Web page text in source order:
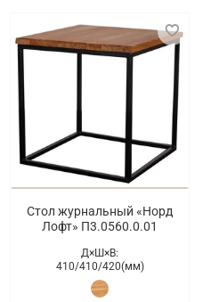
Стол журнальный «Норд
Лофт» П3.0560.0.01
Д×Ш×В:
410/410/420(мм)